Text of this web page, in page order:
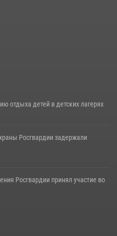
отдыха детей в детских лагерях
Росгвардии задержали
Росгвардии принял участие во